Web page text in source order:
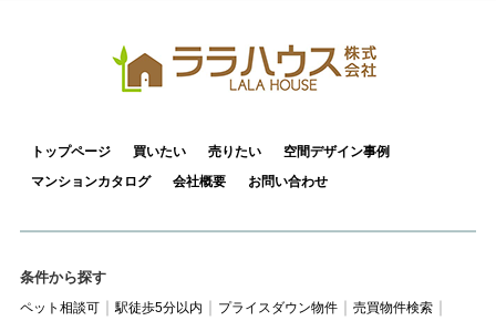
来店予約
トップページ 買いたい 売りたい
空間デザイン事例
マンションカタログ
会社概要 お問い合わせ
条件から探す
ペット相談可 駅徒歩5分以内 プライスダウン物件
売買物件検索